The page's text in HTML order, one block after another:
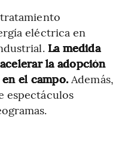
eléctrica en
La medida
la adopción
el campo. Además,
espectáculos